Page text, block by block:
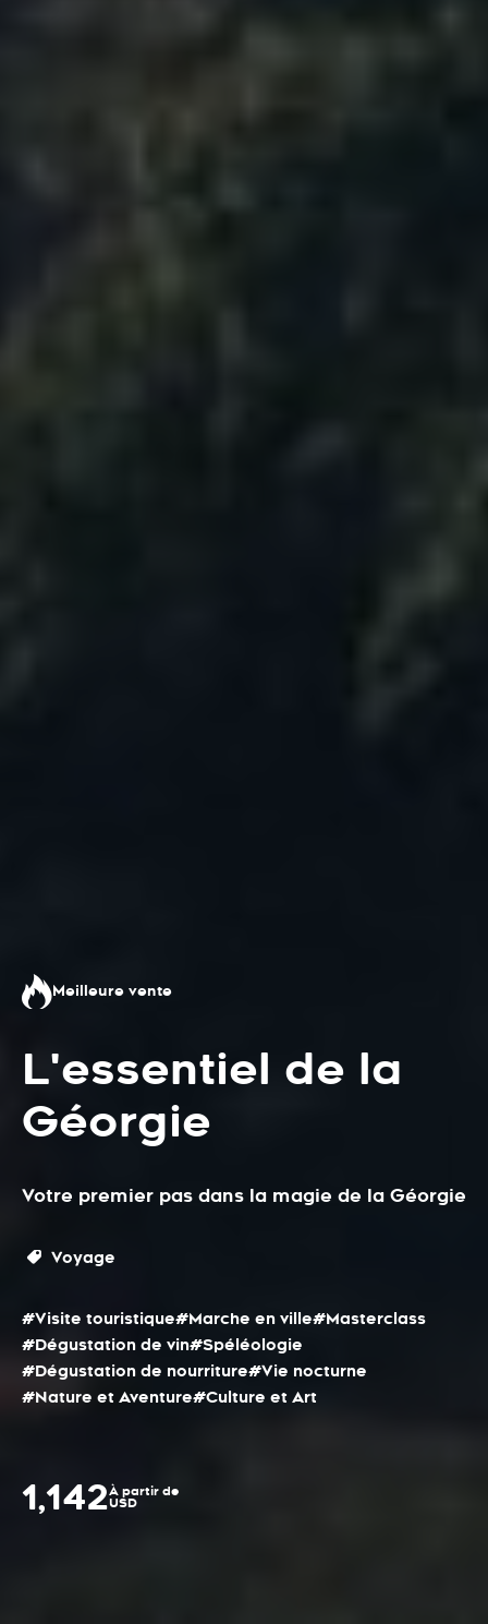
Meilleure vente
L'essentiel de la
Géorgie
Votre premier pas dans la magie de la Géorgie
Voyage
#Visite touristique#Marche en ville#Masterclass
#Dégustation de vin#Spéléologie
#Dégustation de nourriture#Vie nocturne
#Nature et Aventure#Culture et Art
1,142À partir de
USD